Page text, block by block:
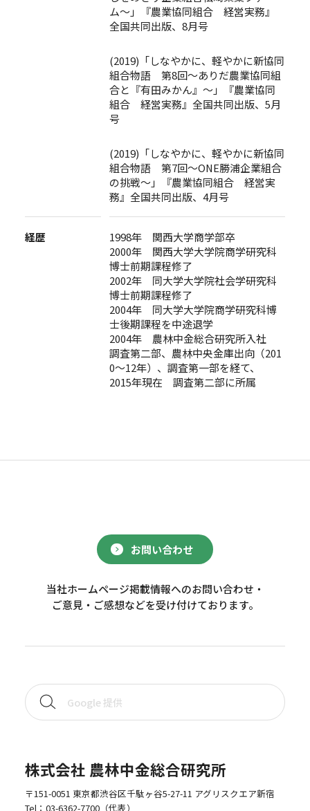
ム～」『農業協同組合 経営実務』
全国共同出版、8月号
(2019)「しなやかに、軽やかに新協同
組合物語 第8回～ありだ農業協同組
合と『有田みかん』～」『農業協同
組合 経営実務』全国共同出版、5月
号
(2019)「しなやかに、軽やかに新協同
組合物語 第7回～ONE勝浦企業組合
の挑戦～」『農業協同組合 経営実
務』全国共同出版、4月号
経歴
1998年 関西大学商学部卒
2000年 関西大学大学院商学研究科
博士前期課程修了
2002年 同大学大学院社会学研究科
博士前期課程修了
2004年 同大学大学院商学研究科博
士後期課程を中途退学
2004年 農林中金総合研究所入社
調査第二部、農林中央金庫出向（201
0～12年）、調査第一部を経て、
2015年現在 調査第二部に所属
お問い合わせ
当社ホームページ掲載情報へのお問い合わせ・
ご意見・ご感想などを受け付けております。
株式会社 農林中金総合研究所
〒151-0051 東京都渋谷区千駄ヶ谷5-27-11 アグリスクエア新宿
Tel： 03-6362-7700（代表）